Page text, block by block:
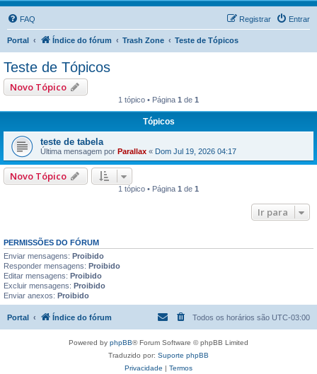
FAQ Entrar
Registrar
Portal Índice do fórum Trash Zone Teste de Tópicos
Teste de Tópicos
Novo Tópico
1 tópico • Página 1 de 1
Tópicos
teste de tabela
Última mensagem por Parallax « Dom Jul 19, 2026 04:17
Novo Tópico
1 tópico • Página 1 de 1
Ir para
PERMISSÕES DO FÓRUM
Enviar mensagens: Proibido
Responder mensagens: Proibido
Editar mensagens: Proibido
Excluir mensagens: Proibido
Enviar anexos: Proibido
Portal Índice do fórum Todos os horários são UTC-03:00
Powered by phpBB® Forum Software © phpBB Limited
Traduzido por: Suporte phpBB
Privacidade | Termos